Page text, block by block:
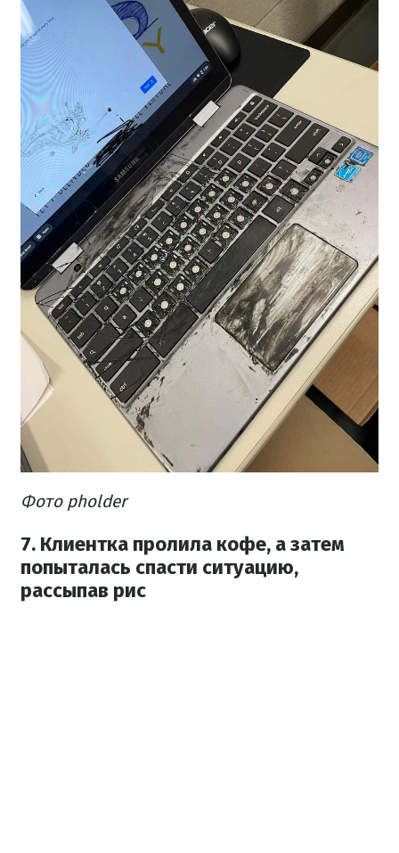
Фото pholder
7. Клиентка пролила кофе, а затем
попыталась спасти ситуацию,
рассыпав рис